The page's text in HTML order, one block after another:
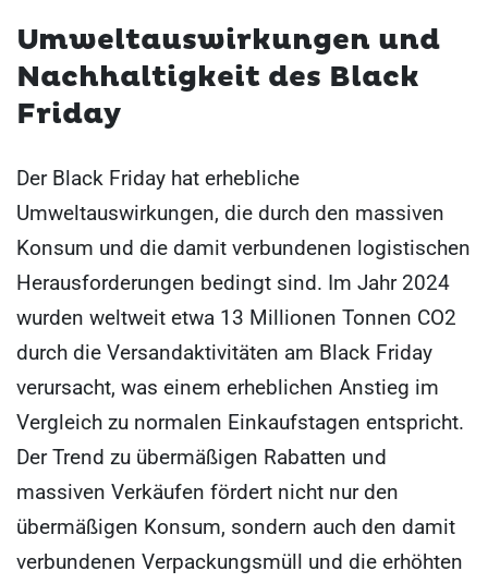
Umweltauswirkungen und
Nachhaltigkeit des Black
Friday
Der Black Friday hat erhebliche
Umweltauswirkungen, die durch den massiven
Konsum und die damit verbundenen logistischen
Herausforderungen bedingt sind. Im Jahr 2024
wurden weltweit etwa 13 Millionen Tonnen CO2
durch die Versandaktivitäten am Black Friday
verursacht, was einem erheblichen Anstieg im
Vergleich zu normalen Einkaufstagen entspricht.
Der Trend zu übermäßigen Rabatten und
massiven Verkäufen fördert nicht nur den
übermäßigen Konsum, sondern auch den damit
verbundenen Verpackungsmüll und die erhöhten